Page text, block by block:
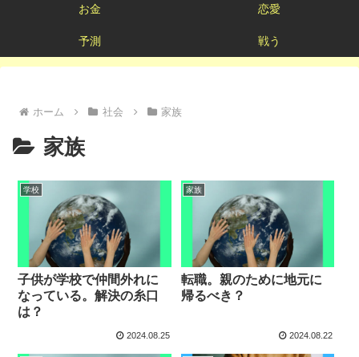
お金 恋愛
予測 戦う
ホーム 社会 家族
家族
学校
子供が学校で仲間外れに
なっている。解決の糸口
は？
2024.08.25
家族
転職。親のために地元に
帰るべき？
2024.08.22